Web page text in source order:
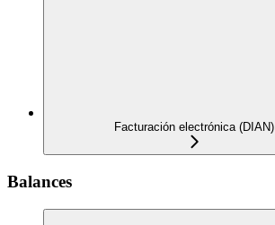
Facturación electrónica (DIAN)
Balances